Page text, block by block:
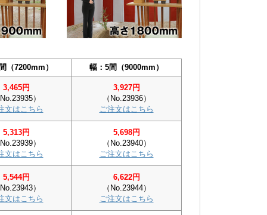
（7200mm） 幅：5間（9000mm）
3,465円
）
文はこちら
3,927円
（No.23936）
ご注文はこちら
5,313円
）
文はこちら
5,698円
（No.23940）
ご注文はこちら
5,544円
）
文はこちら
6,622円
（No.23944）
ご注文はこちら